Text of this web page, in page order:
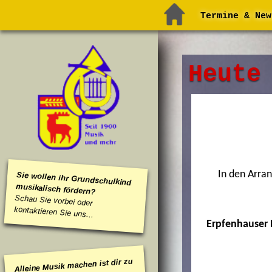
Termine &
Sie wollen ihr Grundschulkind
musikalisch fördern?
Schau Sie vorbei oder
kontaktieren Sie uns...
Alleine Musik machen ist dir zu
In den